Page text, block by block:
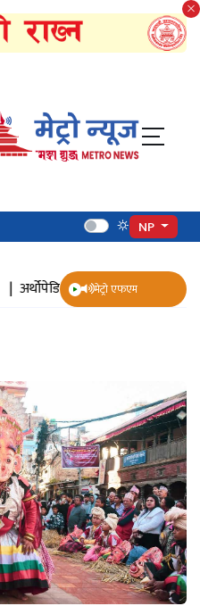
NP
अर्थोपेडिक इम्प्लान्ट |ज्येष्ठ
मेट्रो एफएम